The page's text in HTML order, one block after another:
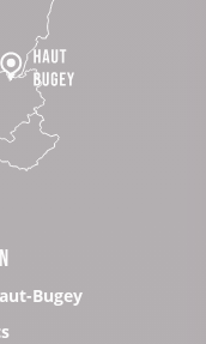
Bugey